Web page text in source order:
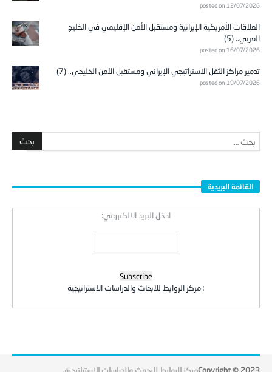
posted on 12/07/2026
العلاقات الأمريكية الإيرانية ومستقبل الأمن الإقليمي في الخليج
العربي.. (5)
posted on 16/07/2026
تدمير مراكز الثقل الاستراتيجي الإيراني ومستقبل الأمن الخليجي.. (7)
posted on 19/07/2026
القائمة البريدية
ادخل البريد الالكتروني:
: مركز الروابط للابحاث والدراسات الاستراتيجية